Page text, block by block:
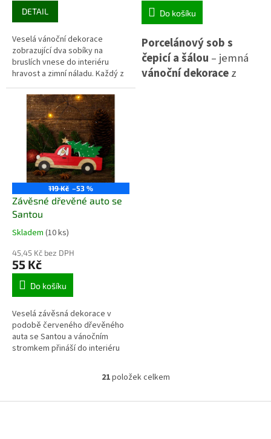
DETAIL
Veselá vánoční dekorace
zobrazující dva sobíky na
bruslích vnese do interiéru
hravost a zimní náladu. Každý z
nich má šedobílý povrch s
jemnými stříbrnými detaily,
krátké kalhoty a pletenou šálu v
béžovém odstínu. Figurky
působí přirozeně a útulně, díky
decentním barvám se hodí k
jakékoli výzdobě. Ideální do
polic, na stůl nebo k adventnímu
aranžmá.
Do košíku
Porcelánový sob s
čepicí a šálou – jemná
vánoční dekoracez
119 Kč –53 %
Závěsné dřevěné auto se
Santou
Skladem (10 ks)
45,45 Kč bez DPH
55 Kč
Do košíku
Veselá závěsná dekorace v
podobě červeného dřevěného
auta se Santou a vánočním
stromkem přináší do interiéru
ručního malování působí útulně,
umožňuje snadné zavěšení.
O
l
21položek celkem